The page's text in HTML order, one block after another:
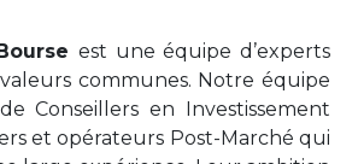
est une équipe d’experts
communes. Notre équipe
Conseillers en Investissement
et opérateurs Post-Marché qui